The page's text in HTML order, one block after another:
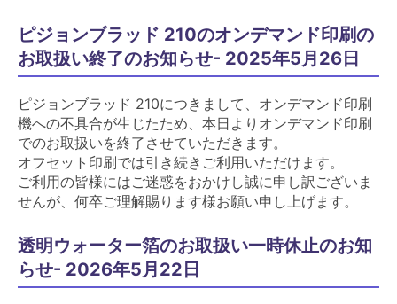
ピジョンブラッド 210のオンデマンド印刷の
お取扱い終了のお知らせ- 2025年5月26日
ピジョンブラッド 210につきまして、オンデマンド印刷
機への不具合が生じたため、本日よりオンデマンド印刷
でのお取扱いを終了させていただきます。
オフセット印刷では引き続きご利用いただけます。
ご利用の皆様にはご迷惑をおかけし誠に申し訳ございま
せんが、何卒ご理解賜ります様お願い申し上げます。
透明ウォーター箔のお取扱い一時休止のお知
らせ- 2026年5月22日